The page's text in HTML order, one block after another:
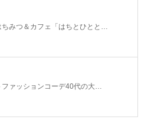
ちみつ＆カフェ「はちとひとと…
ファッションコーデ40代の大…